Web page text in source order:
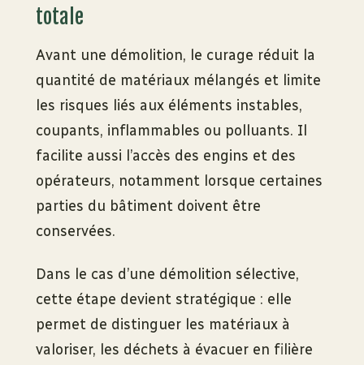
totale
Avant une démolition, le curage réduit la
quantité de matériaux mélangés et limite
les risques liés aux éléments instables,
coupants, inflammables ou polluants. Il
facilite aussi l’accès des engins et des
opérateurs, notamment lorsque certaines
parties du bâtiment doivent être
conservées.
Dans le cas d’une démolition sélective,
cette étape devient stratégique : elle
permet de distinguer les matériaux à
valoriser, les déchets à évacuer en filière